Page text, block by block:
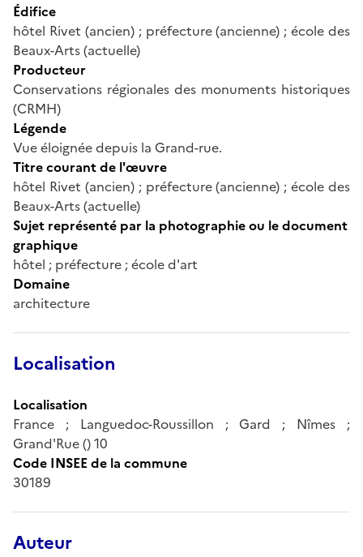
Édifice
hôtel Rivet (ancien) ; préfecture (ancienne) ; école des
Beaux-Arts (actuelle)
Producteur
Conservations régionales des monuments historiques
(CRMH)
Légende
Vue éloignée depuis la Grand-rue.
Titre courant de l'œuvre
hôtel Rivet (ancien) ; préfecture (ancienne) ; école des
Beaux-Arts (actuelle)
Sujet représenté par la photographie ou le document
graphique
hôtel ; préfecture ; école d'art
Domaine
architecture
Localisation
Localisation
France ; Languedoc-Roussillon ; Gard ; Nîmes ;
Grand'Rue () 10
Code INSEE de la commune
30189
Auteur